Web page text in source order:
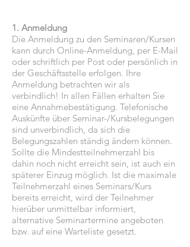
1. Anmeldung
Die Anmeldung zu den Seminaren/Kursen
kann durch Online-Anmeldung, per E-Mail
oder schriftlich per Post oder persönlich in
der Geschäftsstelle erfolgen. Ihre
Anmeldung betrachten wir als
verbindlich! In allen Fällen erhalten Sie
eine Annahmebestätigung. Telefonische
Auskünfte über Seminar-/Kursbelegungen
sind unverbindlich, da sich die
Belegungszahlen ständig ändern können.
Sollte die Mindestteilnehmerzahl bis
dahin noch nicht erreicht sein, ist auch ein
späterer Einzug möglich. Ist die maximale
Teilnehmerzahl eines Seminars/Kurs
bereits erreicht, wird der Teilnehmer
hierüber unmittelbar informiert,
alternative Seminartermine angeboten
bzw. auf eine Warteliste gesetzt.